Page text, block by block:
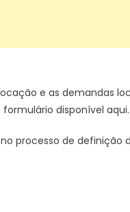
e as demandas
disponível aqui.
processo de definição